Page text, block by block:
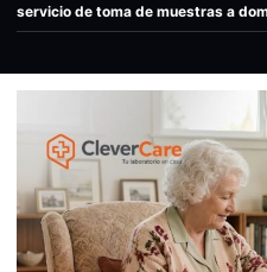
servicio de toma de muestras a